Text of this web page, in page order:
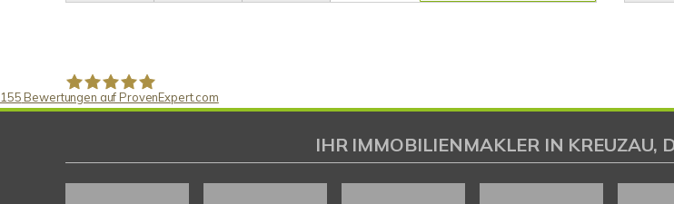
155 Bewertungen auf ProvenExpert.com
IHR IMMOBILIENMAKLER IN KREUZAU,